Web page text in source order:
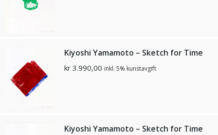
Kiyoshi Yamamoto – Sketch for Time
kr 3.990,00 inkl. 5% kunstavgift
Kiyoshi Yamamoto – Sketch for Time